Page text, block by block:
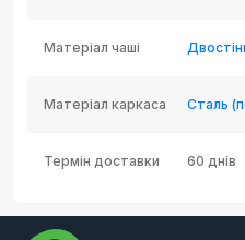
Матеріал чаші
Матеріал каркаса Сталь
Термін доставки 60 днів